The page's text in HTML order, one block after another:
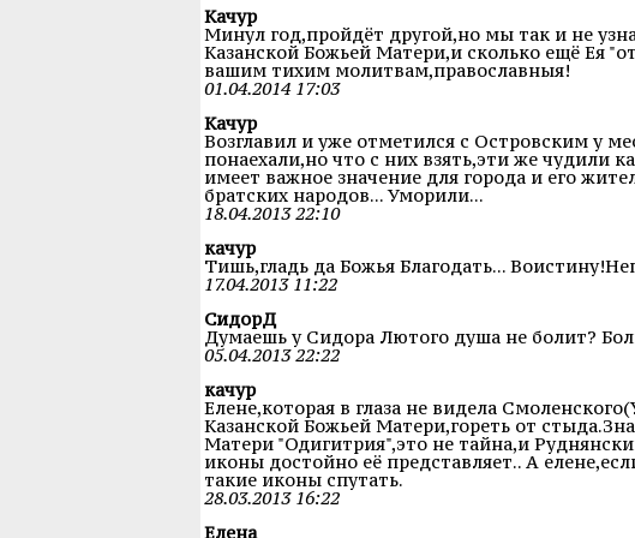
Качур
Минул год,пройдёт другой,но мы так и не
Казанской Божьей Матери,и сколько ещё Ея
вашим тихим молитвам,православныя!
01.04.2014 17:03
Качур
Возглавил и уже отметился с Островским у
понаехали,но что с них взять,эти же чудили
имеет важное значение для города и его
братских народов... Уморили...
18.04.2013 22:10
качур
Тишь,гладь да Божья Благодать...
17.04.2013 11:22
CидорД
Думаешь у Сидора Лютого душа не болит?
05.04.2013 22:22
качур
Елене,которая в глаза не видела
Казанской Божьей Матери,гореть от
Матери "Одигитрия",это не тайна,и
иконы достойно её представляет.. А
такие иконы спутать.
28.03.2013 16:22
Елена